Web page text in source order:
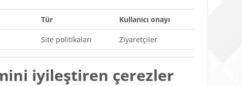
Tür Kullanıcı onayı
Site politikaları Ziyaretçiler
iyileştiren çerezler